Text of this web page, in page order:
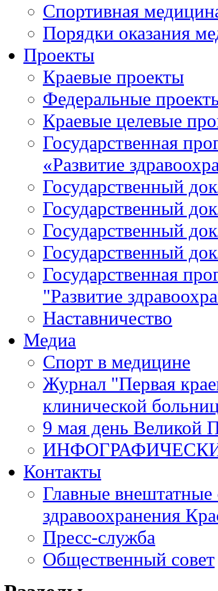
Спортивная
Порядки оказания
Проекты
Краевые проекты
Федеральные
Краевые целевые
Государственная
«Развитие
Государственный
Государственный
Государственный
Государственный
Государственная
"Развитие
Наставничество
Медиа
Спорт в медицине
Журнал "Первая
клинической
9 мая день Великой
Контакты
Главные внештатные
здравоохранения
Пресс-служба
Общественный совет